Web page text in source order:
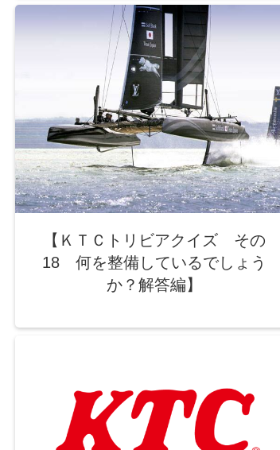
【ＫＴＣトリビアクイズ その
18 何を整備しているでしょう
か？解答編】